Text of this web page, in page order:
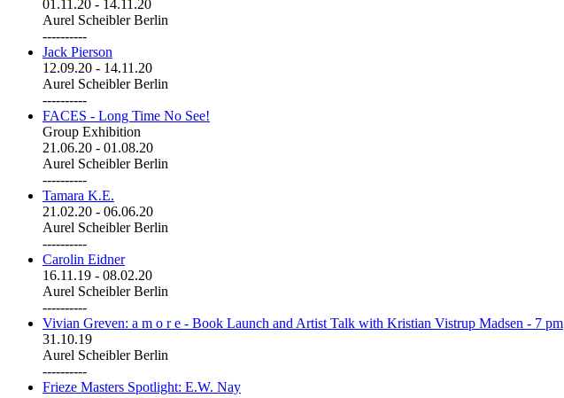
01.11.20 - 14.11.20
Aurel Scheibler Berlin
----------
Jack Pierson
12.09.20 - 14.11.20
Aurel Scheibler Berlin
----------
FACES - Long Time No See!
Group Exhibition
21.06.20 - 01.08.20
Aurel Scheibler Berlin
----------
Tamara K.E.
21.02.20 - 06.06.20
Aurel Scheibler Berlin
----------
Carolin Eidner
16.11.19 - 08.02.20
Aurel Scheibler Berlin
----------
Vivian Greven: a m o r e - Book Launch and Artist Talk with Kristian Vistrup Madsen - 7 pm
31.10.19
Aurel Scheibler Berlin
----------
Frieze Masters Spotlight: E.W. Nay